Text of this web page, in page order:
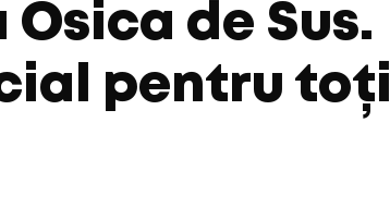
de Sus.
pentru toți